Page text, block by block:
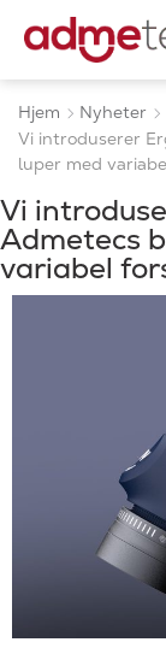
Hjem
Nyheter
Vi introduserer
luper med
Vi
Admetecs
variabel